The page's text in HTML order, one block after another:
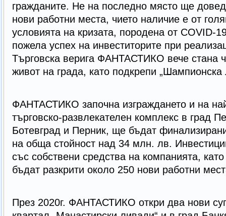
гражданите. Не на последно място ще
нови работни места, чието наличие е от
условията на кризата, породена от COVID-
пожела успех на инвеститорите при
Търговска верига ФАНТАСТИКО вече стана
живот на града, като подкрепи „Шампионска
ФАНТАСТИКО започна изграждането и на
търговско-развлекателен комплекс в град
Ботевград и Перник, ще бъдат
на обща стойност над 34 млн. лв.
със собствени средства на компанията,
бъдат разкрити около 250 нови работни
През 2020г. ФАНТАСТИКО откри два нови